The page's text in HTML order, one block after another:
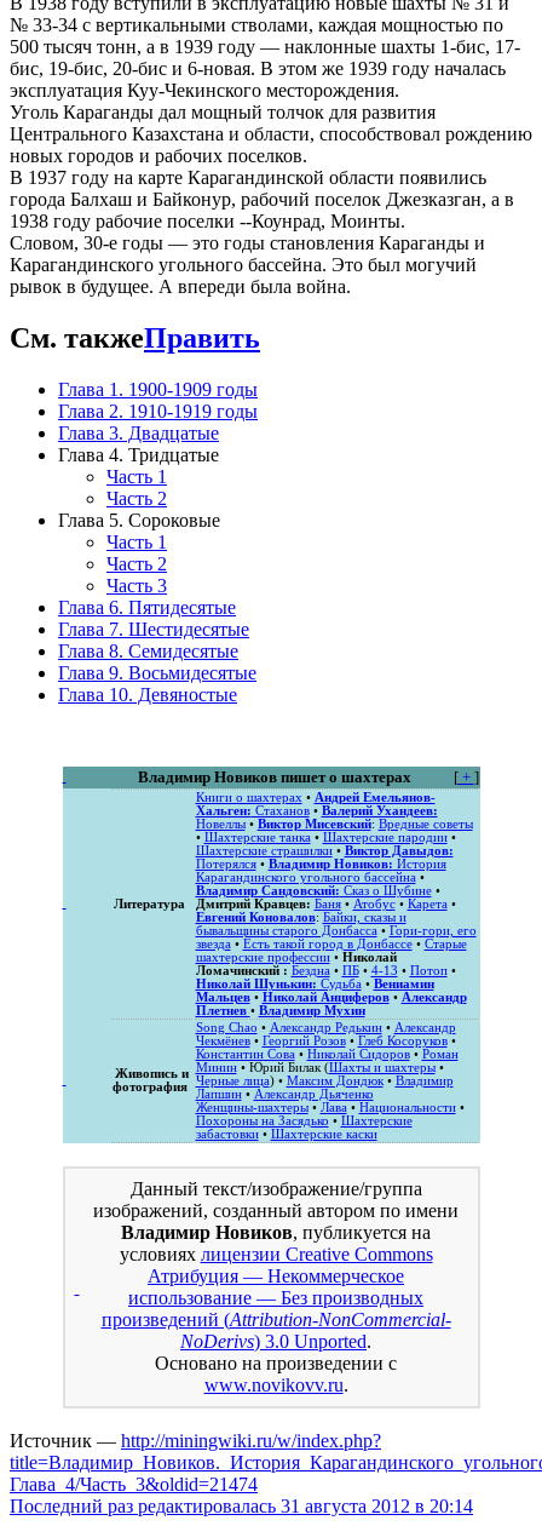
№ 33-34 с вертикальными стволами, каждая мощностью по
500 тысяч тонн, а в 1939 году — наклонные шахты 1-бис, 17-
бис, 19-бис, 20-бис и 6-новая. В этом же 1939 году началась
эксплуатация Куу-Чекинского месторождения.
Уголь Караганды дал мощный толчок для развития
Центрального Казахстана и области, способствовал рождению
новых городов и рабочих поселков.
В 1937 году на карте Карагандинской области появились
города Балхаш и Байконур, рабочий поселок Джезказган, а в
1938 году рабочие поселки --Коунрад, Моинты.
Словом, 30-е годы — это годы становления Караганды и
Карагандинского угольного бассейна. Это был могучий
рывок в будущее. А впереди была война.
См. такжеПравить
Глава 1. 1900-1909 годы
Глава 2. 1910-1919 годы
Глава 3. Двадцатые
Глава 4. Тридцатые
Часть 1
Часть 2
Глава 5. Сороковые
Часть 1
Часть 2
Часть 3
Глава 6. Пятидесятые
Глава 7. Шестидесятые
Глава 8. Семидесятые
Глава 9. Восьмидесятые
Глава 10. Девяностые
[+ ]
Владимир Новиков пишет о шахтерах
Литература
Книги о шахтерах • Андрей Емельянов-
Хальген: Стаханов• Валерий Ухандеев:
Новеллы• Виктор Мисевский: Вредные советы
• Шахтерские танка• Шахтерские пародии•
Шахтерские страшилки• Виктор Давыдов:
Потерялся• Владимир Новиков: История
Карагандинского угольного бассейна•
Владимир Сандовский: Сказ о Шубине•
Дмитрий Кравцев: Баня• Атобус• Карета•
Евгений Коновалов: Байки, сказы и
бывальщины старого Донбасса• Гори-гори, его
звезда• Есть такой город в Донбассе• Старые
шахтерские профессии• Николай
Ломачинский : Бездна• ПБ• 4-13 • Потоп•
Николай Шунькин: Судьба• Вениамин
Мальцев• Николай Анциферов• Александр
Плетнев • Владимир Мухин
Живопись и
фотография
Song Chao • Александр Редькин• Александр
Чекмёнев• Георгий Розов• Глеб Косоруков•
Константин Сова• Николай Сидоров• Роман
Минин• Юрий Билак (Шахты и шахтеры•
Черные лица) • Максим Дондюк• Владимир
Лапшин• Александр Дьяченко
Женщины-шахтеры• Лава• Национальности•
Похороны на Засядько • Шахтерские
забастовки• Шахтерские каски
Данный текст/изображение/группа
изображений, созданный автором по имени
Владимир Новиков, публикуется на
условиях лицензии Creative Commons
Атрибуция — Некоммерческое
использование — Без производных
произведений (Attribution-NonCommercial-
NoDerivs) 3.0 Unported.
Основано на произведении с
www.novikovv.ru.
Источник — http://miningwiki.ru/w/index.php?
Глава_4/Часть_3&oldid=21474
Последний раз редактировалась 31 августа 2012 в 20:14